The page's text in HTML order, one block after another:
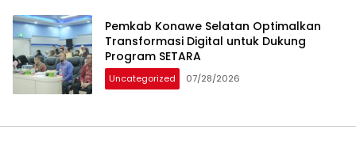
Pemkab Konawe Selatan Optimalkan
Transformasi Digital untuk Dukung
Program SETARA
Uncategorized 07/28/2026